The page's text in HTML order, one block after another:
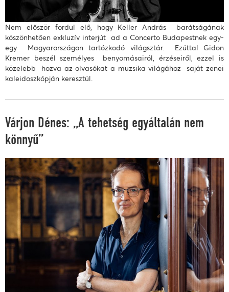
Nem először fordul elő, hogy Keller András barátságának
köszönhetően exkluzív interjút ad a Concerto Budapestnek egy-
egy Magyarországon tartózkodó világsztár. Ezúttal Gidon
Kremer beszél személyes benyomásairól, érzéseiről, ezzel is
közelebb hozva az olvasókat a muzsika világához saját zenei
kaleidoszkópján keresztül.
Várjon Dénes: „A tehetség egyáltalán nem
könnyű”